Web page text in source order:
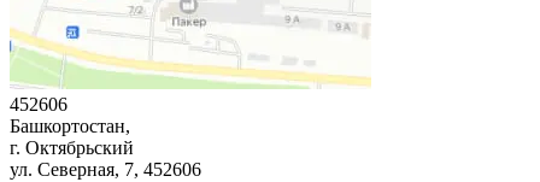
452606
Башкортостан,
г. Октябрьский
ул. Северная, 7, 452606